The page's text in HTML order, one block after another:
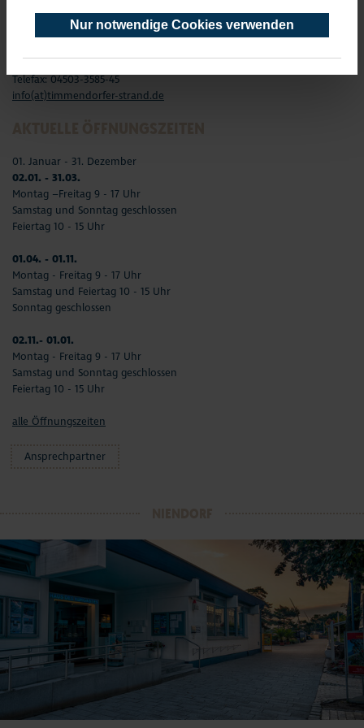
Nur notwendige Cookies verwenden
Timmendorfer Platz 10
23669 Timmendorfer Strand
Telefax: 04503-3585-45
info(at)timmendorfer-strand.de
01. Januar - 31. Dezember
02.01. - 31.03.
Montag –Freitag 9 - 17 Uhr
Samstag und Sonntag geschlossen
Feiertag 10 - 15 Uhr
01.04. - 01.11.
Montag - Freitag 9 - 17 Uhr
Samstag und Feiertag 10 - 15 Uhr
Sonntag geschlossen
02.11.- 01.01.
Montag - Freitag 9 - 17 Uhr
Samstag und Sonntag geschlossen
Feiertag 10 - 15 Uhr
alle Öffnungszeiten
Ansprechpartner